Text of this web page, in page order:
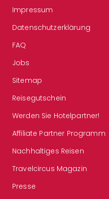
Impressum
Datenschutzerklärung
FAQ
Jobs
Sitemap
Reisegutschein
Werden Sie Hotelpartner!
Affiliate Partner Programm
Nachhaltiges Reisen
Travelcircus Magazin
Presse